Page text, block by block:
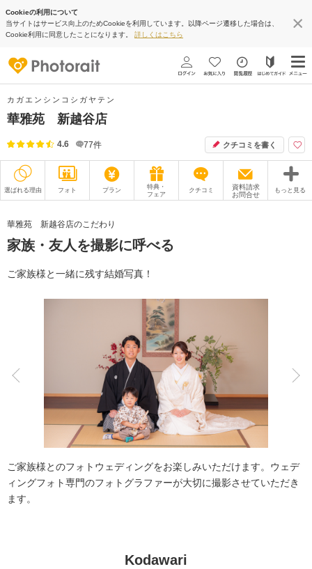
Cookieの利用について
当サイトはサービス向上のためCookieを利用しています。以降ページ遷移した場合は、
Cookie利用に同意したことになります。 詳しくはこちら
カガエンシンコシガヤテン
華雅苑 新越谷店
4.6 77件 クチコミを書く
選ばれる理由 フォト プラン
特典・
フェア
クチコミ
資料請求
お問合せ
もっと見る
衣装
オプション
アクセス/TEL スタジオトップ
豊富な色打掛・着物 土日同一料金
豊富なドレス
華雅苑 新越谷店のこだわり
家族・友人を撮影に呼べる
ご家族様と一緒に残す結婚写真！
ご家族様とのフォトウェディングをお楽しみいただけます。ウェデ
ィングフォト専門のフォトグラファーが大切に撮影させていただき
ます。
Kodawari